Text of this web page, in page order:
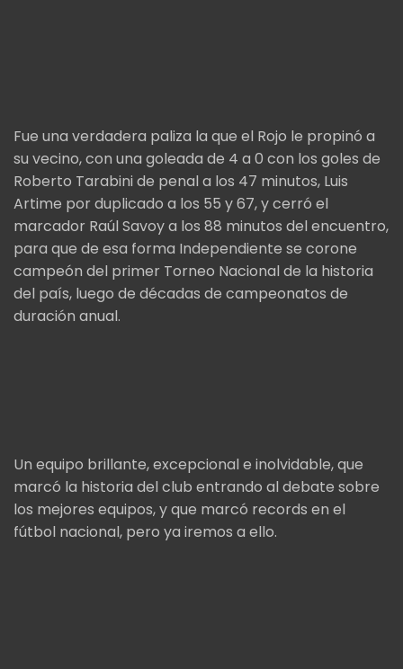
Fue una verdadera paliza la que el Rojo le propinó a
su vecino, con una goleada de 4 a 0 con los goles de
Roberto Tarabini de penal a los 47 minutos, Luis
Artime por duplicado a los 55 y 67, y cerró el
marcador Raúl Savoy a los 88 minutos del encuentro,
para que de esa forma Independiente se corone
campeón del primer Torneo Nacional de la historia
del país, luego de décadas de campeonatos de
duración anual.
Un equipo brillante, excepcional e inolvidable, que
marcó la historia del club entrando al debate sobre
los mejores equipos, y que marcó records en el
fútbol nacional, pero ya iremos a ello.